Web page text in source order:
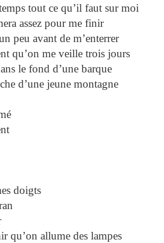
tout ce qu’il faut sur moi
assez pour me finir
peu avant de m’enterrer
qu’on me veille trois jours
le fond d’une barque
d’une jeune montagne
doigts
qu’on allume des lampes